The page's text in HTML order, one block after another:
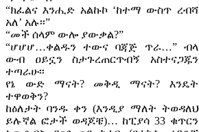
“ክፈልና እንሒድ አልኩኮ ‘ከተማ ውስጥ ረብሻ
አለ’ አሉ፡፡”
“መች ሰላም ውሎ ያውቃል?”
“ሆሆሆ…ቀልዱን ተውና ባጃጅ ጥራ…” ብላ
ውብ ዐይኗን ስታጉረጠርጥብኝ አስተናጋጁን
ተጣራሁ፡፡
የኔ ውድ ማናት? መቅዲ ማናት? እንዴት
ተዋወቅን?
ከዕለታት ባንዱ ቀን (እንዲያ ማለት ትወዳለህ
ይሉኛል ፎታች ወዳጆቼ)… ከፒያሳ 33 ቁጥርን